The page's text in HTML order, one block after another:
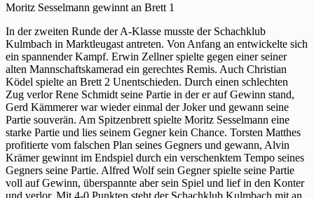
Moritz Sesselmann gewinnt an Brett 1
In der zweiten Runde der A-Klasse musste der Schachklub
Kulmbach in Marktleugast antreten. Von Anfang an entwickelte sich
ein spannender Kampf. Erwin Zellner spielte gegen einer seiner
alten Mannschaftskamerad ein gerechtes Remis. Auch Christian
Ködel spielte an Brett 2 Unentschieden. Durch einen schlechten
Zug verlor Rene Schmidt seine Partie in der er auf Gewinn stand,
Gerd Kämmerer war wieder einmal der Joker und gewann seine
Partie souverän. Am Spitzenbrett spielte Moritz Sesselmann eine
starke Partie und lies seinem Gegner kein Chance. Torsten Matthes
profitierte vom falschen Plan seines Gegners und gewann, Alvin
Krämer gewinnt im Endspiel durch ein verschenktem Tempo seines
Gegners seine Partie. Alfred Wolf sein Gegner spielte seine Partie
voll auf Gewinn, überspannte aber sein Spiel und lief in den Konter
und verlor. Mit 4-0 Punkten steht der Schachklub Kulmbach mit an